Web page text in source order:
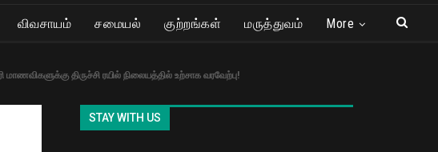
விவசாயம் சமையல் குற்றங்கள் மருத்துவம் More
திருச்சி ரயில் நிலையத்தில் உற்சாக வரவேற்பு!
STAY WITH US